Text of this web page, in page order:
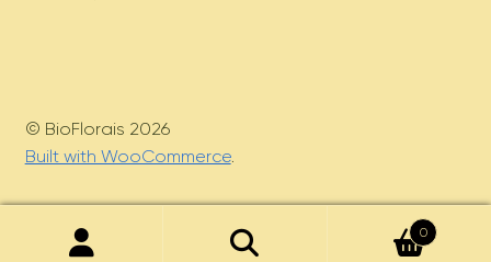
© BioFlorais 2026
Built with WooCommerce.
0